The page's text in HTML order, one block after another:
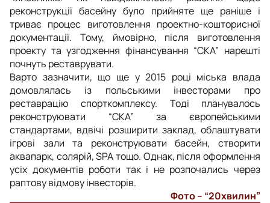
реконструкції басейну було прийняте ще раніше і
триває процес виготовлення проектно-кошторисної
документації. Тому, ймовірно, після виготовлення
проекту та узгодження фінансування “СКА” нарешті
почнуть реставрувати.
Варто зазначити, що ще у 2015 році міська влада
домовлялась із польськими інвесторами про
реставрацію спорткомплексу. Тоді планувалось
реконструювати “СКА” за європейськими
стандартами, вдвічі розширити заклад, облаштувати
ігрові зали та реконструювати басейн, створити
аквапарк, солярій, SPA тощо. Однак, після оформлення
усіх документів роботи так і не розпочались через
раптову відмову інвесторів.
Фото – “20хвилин”